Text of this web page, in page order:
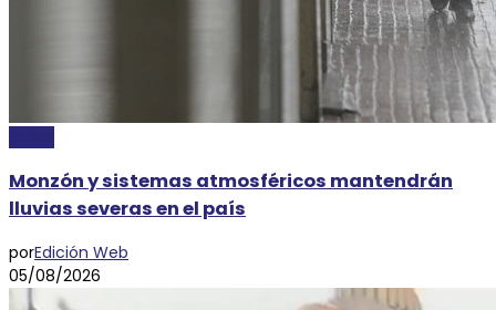
Monzón y sistemas atmosféricos mantendrán
lluvias severas en el país
porEdición Web
05/08/2026